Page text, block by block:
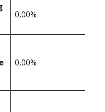
0,00%
0,00%